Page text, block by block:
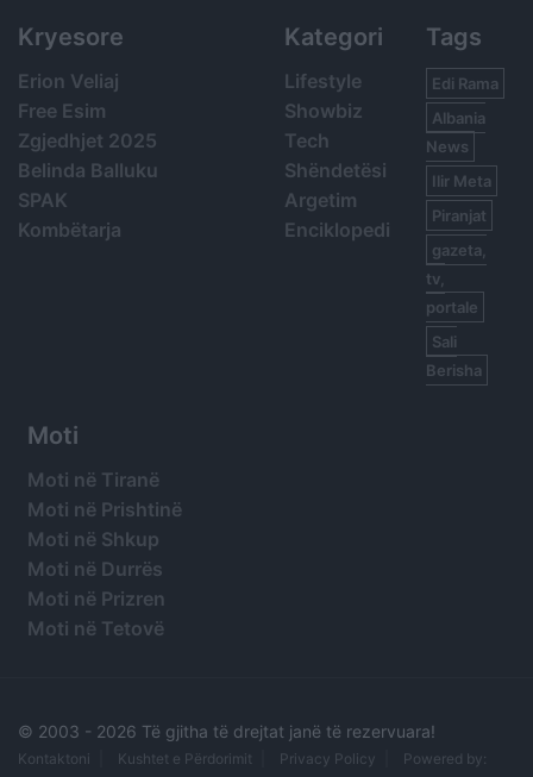
Kryesore
Erion Veliaj
Free Esim
Zgjedhjet 2025
Belinda Balluku
SPAK
Kombëtarja
Kategori
Lifestyle
Showbiz
Tech
Shëndetësi
Argetim
Enciklopedi
Tags
Edi Rama
Albania
News
Ilir Meta
Piranjat
gazeta,
tv,
portale
Sali
Berisha
Moti
Moti në Tiranë
Moti në Prishtinë
Moti në Shkup
Moti në Durrës
Moti në Prizren
Moti në Tetovë
© 2003 - 2026 Të gjitha të drejtat janë të rezervuara!
Kontaktoni Kushtet e Përdorimit Privacy Policy Powered by: